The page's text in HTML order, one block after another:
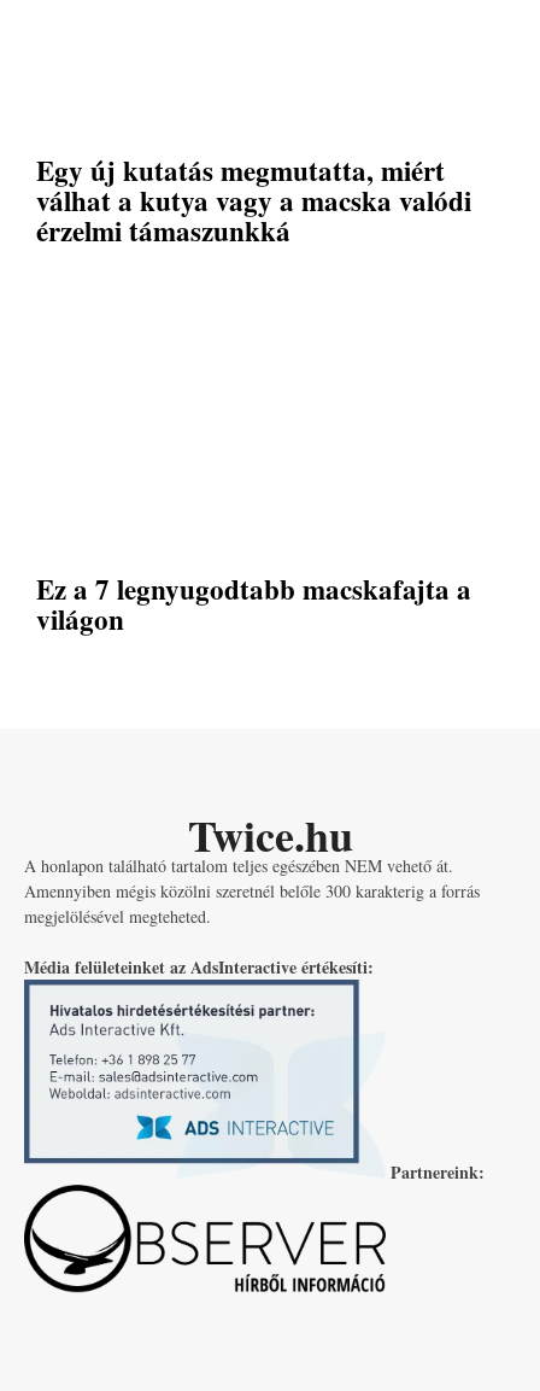
Egy új kutatás megmutatta, miért
válhat a kutya vagy a macska valódi
érzelmi támaszunkká
Ez a 7 legnyugodtabb macskafajta a
világon
Twice.hu
A honlapon található tartalom teljes egészében NEM vehető át.
Amennyiben mégis közölni szeretnél belőle 300 karakterig a forrás
megjelölésével megteheted.
Média felületeinket az AdsInteractive értékesíti:
Partnereink: